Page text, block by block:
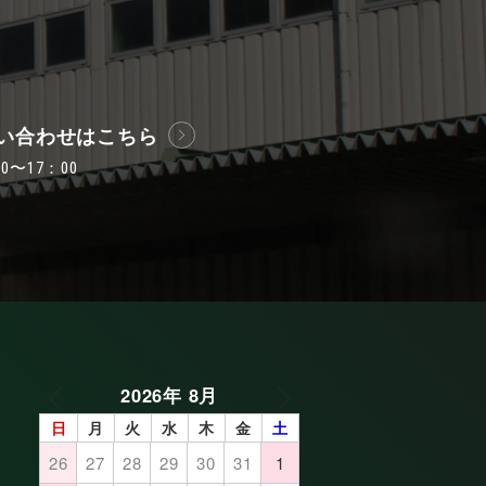
合わせはこちら
〜17：00
2026年 8月
日 月 火 水 木 金 土
26 27 28 29 30 31 1